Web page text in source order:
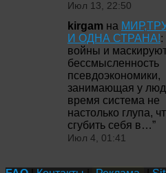
Июл 13, 22:50
kirgam на
И ОДНА СТРАНА!:
войны и
бессмысленность
псевдоэкономики,
занимающая у
время система не
настолько глупа,
сгубить себя в…”
Июл 4, 01:41